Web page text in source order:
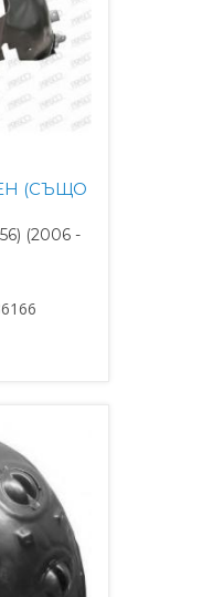
(СЪЩО
(2006 -